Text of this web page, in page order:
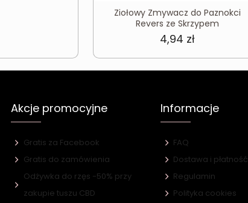
Ziołowy Zmywacz do Paznokci
Revers ze Skrzypem
4,94 zł
Akcje promocyjne
Gratis za Facebook
Gratis do zamówienia
Odżywka do rzęs -50% przy
zakupie tuszu CBD
Informacje
FAQ
Dostawa i płatność
Regulamin
Polityka cookies